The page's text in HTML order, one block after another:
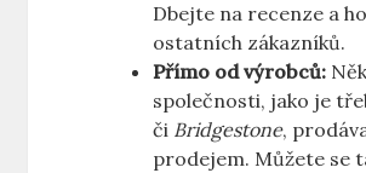
‌Dbejte na recenze a
ostatních⁢ zákazníků.
Přímo od výrobců:
společnosti, jako ⁣je
​či Bridgestone,
prodejem.⁤ Můžete se‌